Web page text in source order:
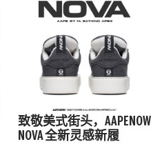
致敬美式街头，AAPENOW
NOVA 全新灵感新履